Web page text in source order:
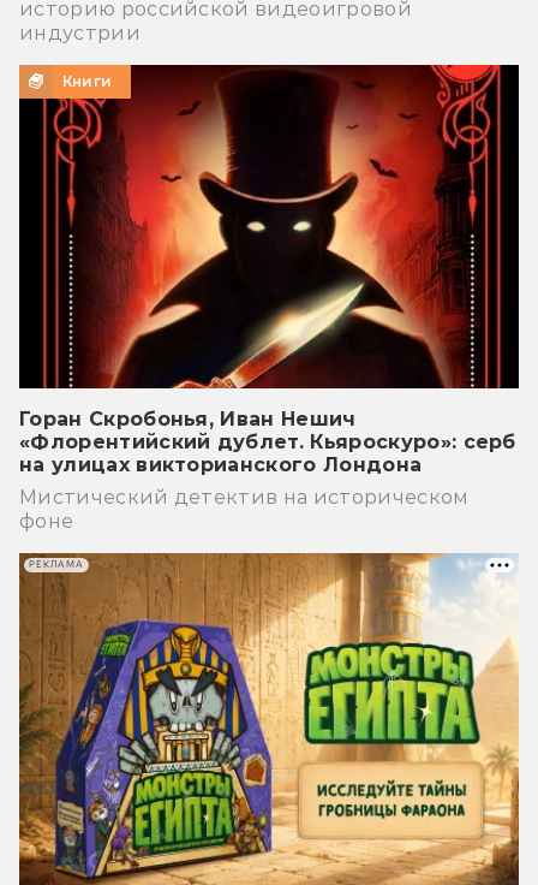
историю российской видеоигровой
индустрии
Книги
Горан Скробонья, Иван Нешич
«Флорентийский дублет. Кьяроскуро»: серб
на улицах викторианского Лондона
Мистический детектив на историческом
фоне
РЕКЛАМА